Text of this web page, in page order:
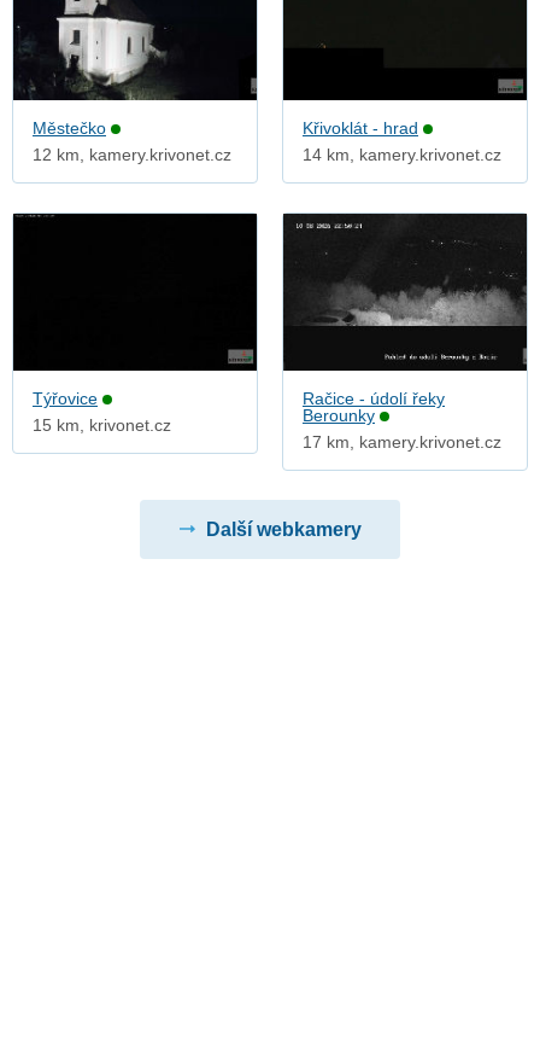
Městečko
12 km, kamery.krivonet.cz
Křivoklát - hrad
14 km, kamery.krivonet.cz
Týřovice
15 km, krivonet.cz
Račice - údolí řeky
Berounky
17 km, kamery.krivonet.cz
Další webkamery